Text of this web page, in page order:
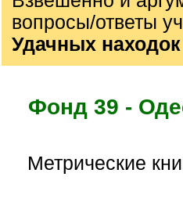
вопросы/ответы
Удачных
Фонд 39 -
Метрические